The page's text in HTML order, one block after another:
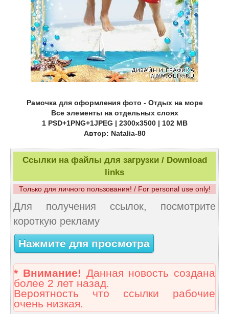
Рамочка для оформления фото - Отдых на море
Все элементы на отдельных слоях
1 PSD+1PNG+1JPEG | 2300х3500 | 102 MB
Автор: Natalia-80
Ссылки на файлы для загрузки / Download
links
Только для личного пользования! / For personal use only!
Для получения ссылок, посмотрите
короткую рекламу
Нажмите для просмотра
* Внимание! Данная новость создана
более 2 лет назад.
Вероятность что ссылки рабочие
очень низкая.